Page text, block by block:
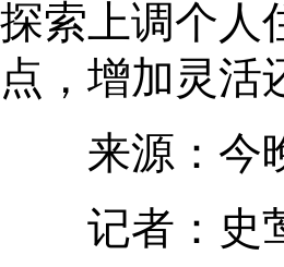
探索上调个人
点，增加灵活
来源：今晚
记者：史